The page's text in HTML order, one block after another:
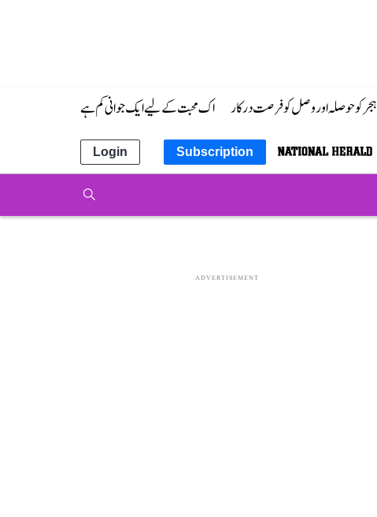
ہجر کو حوصلہ اور وصل کو فرصت درکار اک محبت کے لیے ایک جوانی کم ہے
Subscription
Login
ADVERTISEMENT